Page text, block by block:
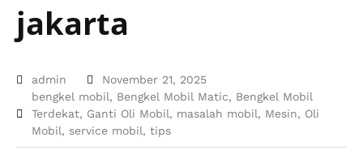
jakarta
admin
November 21, 2025
bengkel mobil, Bengkel Mobil Matic, Bengkel Mobil
Terdekat, Ganti Oli Mobil, masalah mobil, Mesin, Oli
Mobil, service mobil, tips